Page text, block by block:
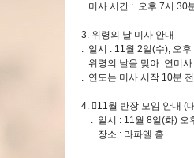
. 미사 시간 : 오후 7시 30
3. 위령의 날 미사 안내
. 일시 : 11월 2일(수), 오
. 위령의 날을 맞아 연미
. 연도는 미사 시작 10분
4. 11월 반장 모임 안내 (
. 일시 : 11월 8일(화)
. 장소 : 라파엘 홀